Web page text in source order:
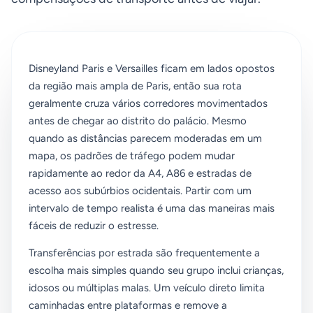
Disneyland Paris e Versailles ficam em lados opostos
da região mais ampla de Paris, então sua rota
geralmente cruza vários corredores movimentados
antes de chegar ao distrito do palácio. Mesmo
quando as distâncias parecem moderadas em um
mapa, os padrões de tráfego podem mudar
rapidamente ao redor da A4, A86 e estradas de
acesso aos subúrbios ocidentais. Partir com um
intervalo de tempo realista é uma das maneiras mais
fáceis de reduzir o estresse.
Transferências por estrada são frequentemente a
escolha mais simples quando seu grupo inclui crianças,
idosos ou múltiplas malas. Um veículo direto limita
caminhadas entre plataformas e remove a